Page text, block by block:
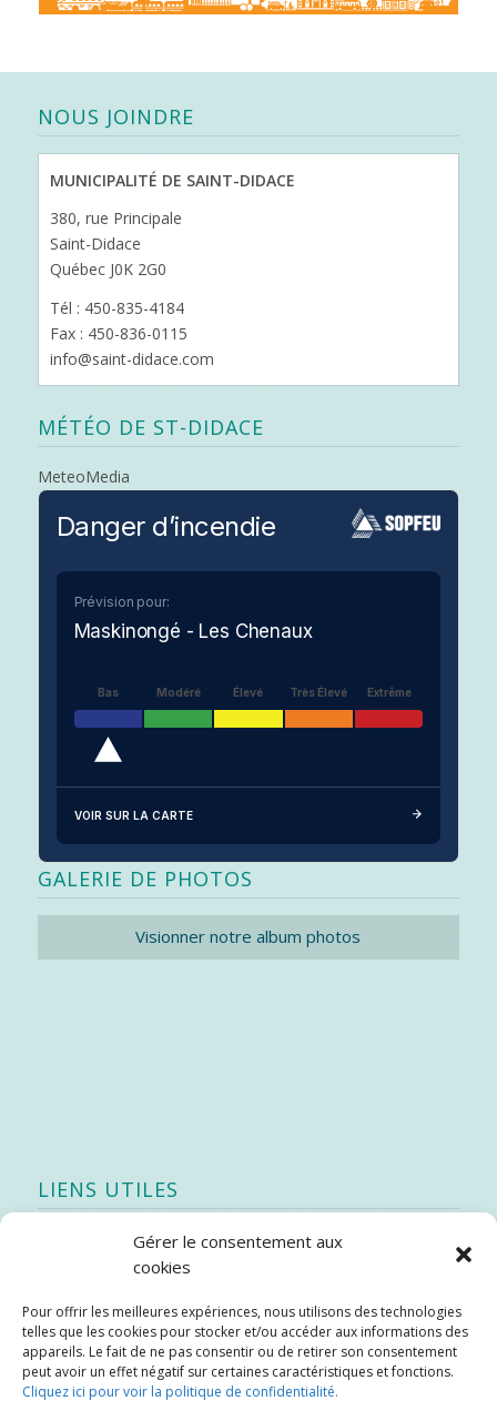
Gérer le consentement aux
cookies
Pour offrir les meilleures expériences, nous utilisons des technologies
telles que les cookies pour stocker et/ou accéder aux informations des
appareils. Le fait de ne pas consentir ou de retirer son consentement
peut avoir un effet négatif sur certaines caractéristiques et fonctions.
Cliquez ici pour voir la politique de confidentialité.
NOUS JOINDRE
MUNICIPALITÉ DE SAINT-DIDACE
380, rue Principale
Saint-Didace
Québec J0K 2G0
Tél : 450-835-4184
Fax : 450-836-0115
info@saint-didace.com
MÉTÉO DE ST-DIDACE
MeteoMedia
Danger d’incendie
Prévision pour:
Maskinongé - Les Chenaux
Bas Modéré Élevé Très Élevé Extrême
VOIR SUR LA CARTE
GALERIE DE PHOTOS
Visionner notre album photos
LIENS UTILES
Quoi de neuf
Stratégie québécoise d’économie d’eau potable
Bibliothèque
Météo locale